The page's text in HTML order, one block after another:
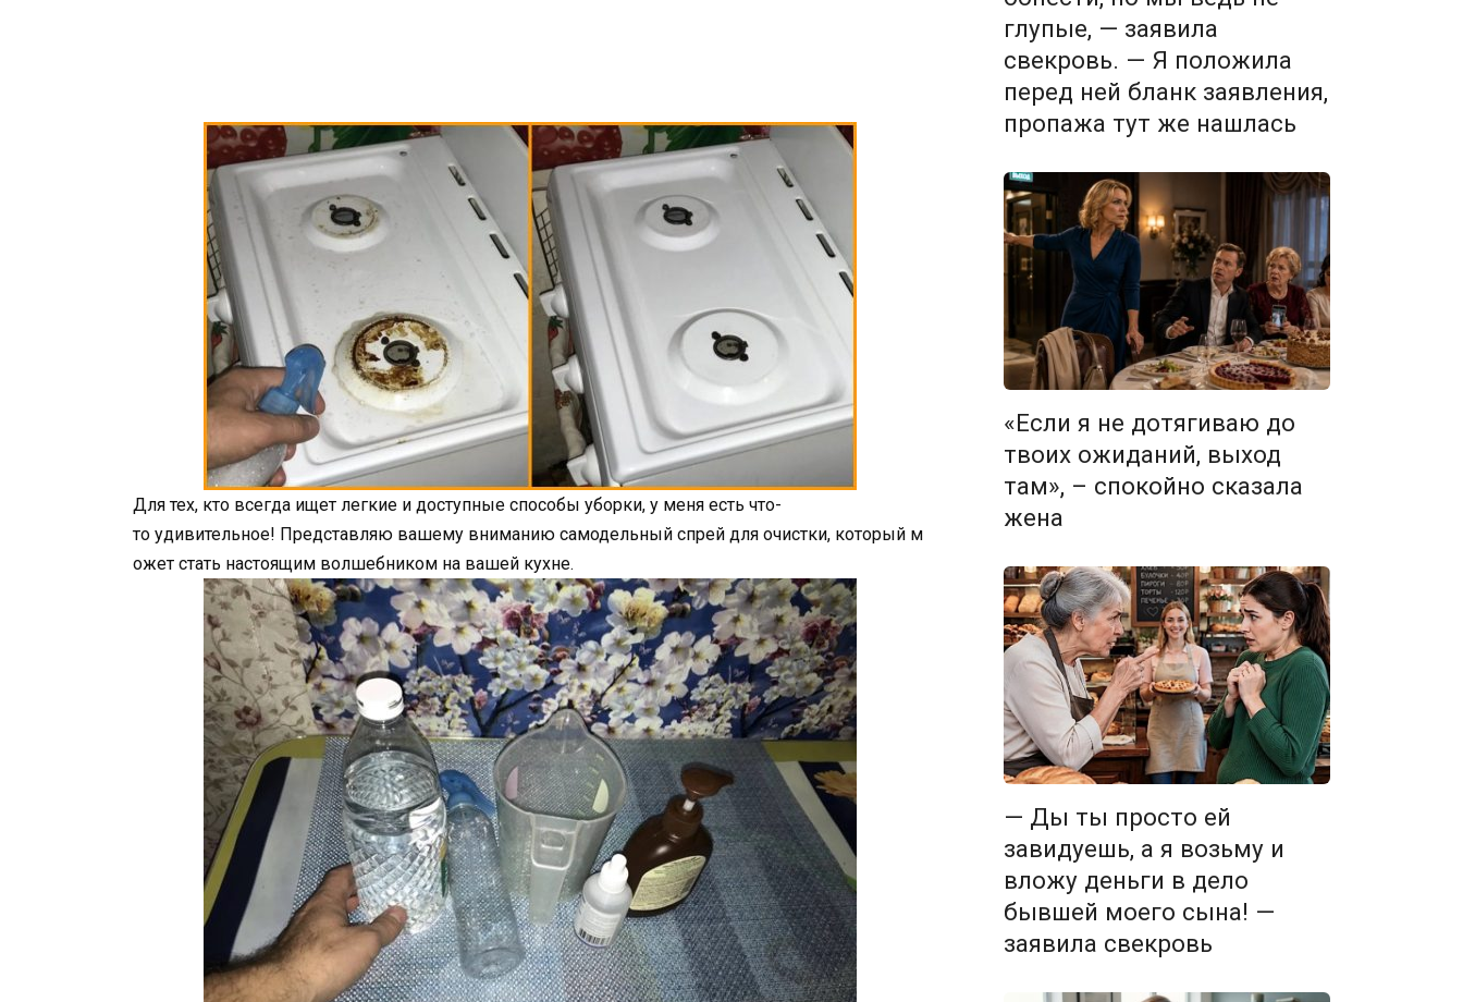
Для тех, кто всегда ищет легкие и доступные способы уборки, у меня есть что-
то удивительное! Представляю вашему вниманию самодельный спрей для очистки, который м
ожет стать настоящим волшебником на вашей кухне.
глупые, — заявила
свекровь. — Я положила
перед ней бланк заявления,
пропажа тут же нашлась
«Если я не дотягиваю до
твоих ожиданий, выход
там», – спокойно сказала
жена
— Ды ты просто ей
завидуешь, а я возьму и
вложу деньги в дело
бывшей моего сына! —
заявила свекровь